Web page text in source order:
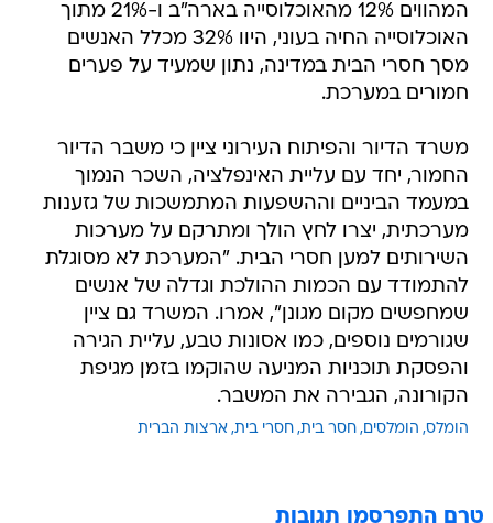
המהווים 12% מהאוכלוסייה בארה"ב ו-21% מתוך
האוכלוסייה החיה בעוני, היוו 32% מכלל האנשים
מסך חסרי הבית במדינה, נתון שמעיד על פערים
חמורים במערכת.
משרד הדיור והפיתוח העירוני ציין כי משבר הדיור
החמור, יחד עם עליית האינפלציה, השכר הנמוך
במעמד הביניים וההשפעות המתמשכות של גזענות
מערכתית, יצרו לחץ הולך ומתרקם על מערכות
השירותים למען חסרי הבית. "המערכת לא מסוגלת
להתמודד עם הכמות ההולכת וגדלה של אנשים
שמחפשים מקום מגונן", אמרו. המשרד גם ציין
שגורמים נוספים, כמו אסונות טבע, עליית הגירה
והפסקת תוכניות המניעה שהוקמו בזמן מגיפת
הקורונה, הגבירה את המשבר.
הומלס הומלסים חסר בית חסרי בית ארצות הברית
טרם התפרסמו תגובות